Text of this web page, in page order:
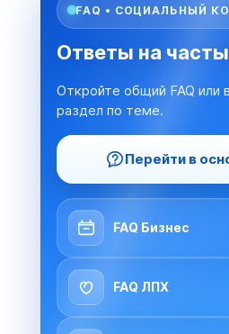
FAQ • СОЦИАЛЬНЫЙ
Ответы на
Откройте общий FAQ или
раздел по теме.
Перейти в
FAQ Бизнес
FAQ ЛПХ